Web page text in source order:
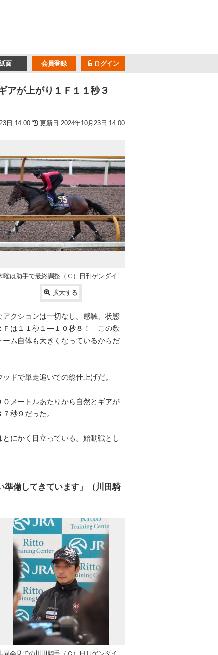
ログイン
会員登録
面
アが上がり１Ｆ１１秒３
日 14:00 更新日:2024年10月23日 14:00
曜は助手で最終調整（Ｃ）日刊ゲンダイ
拡大する
クションは一切なし。感触、状態
Ｆは１１秒１―１０秒８！ この数
ム自体も大きくなっているからだ
ドで単走追いでの総仕上げだ。
メートルあたりから自然とギアが
秒９だった。
にかく目立っている。始動戦とし
準備してきています」（川田騎
同会見での川田騎手（Ｃ）日刊ゲンダイ